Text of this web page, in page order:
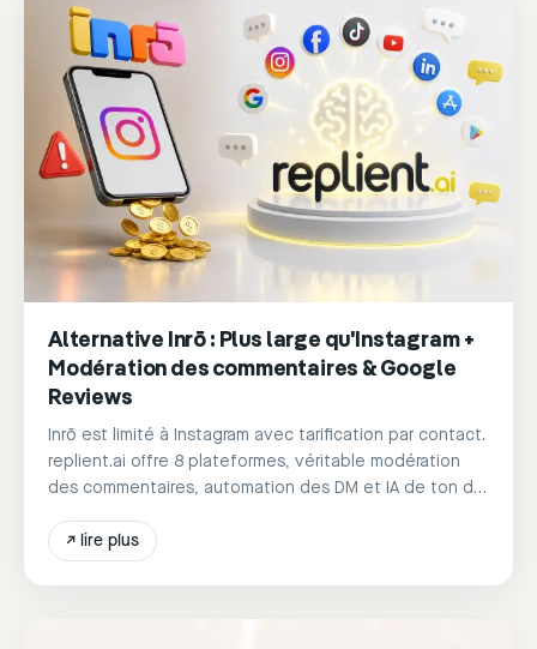
Alternative Inrō : Plus large qu'Instagram +
Modération des commentaires & Google
Reviews
Inrō est limité à Instagram avec tarification par contact.
replient.ai offre 8 plateformes, véritable modération
des commentaires, automation des DM et IA de ton de
↗ lire plus